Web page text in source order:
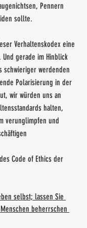
Pennern
sollte.
Verhaltenskodex eine
gerade im Hinblick
schwieriger werdenden
Polarisierung in der
wir würden uns an
halten,
verunglimpfen und
Code of Ethics der
selbst; lassen Sie
beherrschen